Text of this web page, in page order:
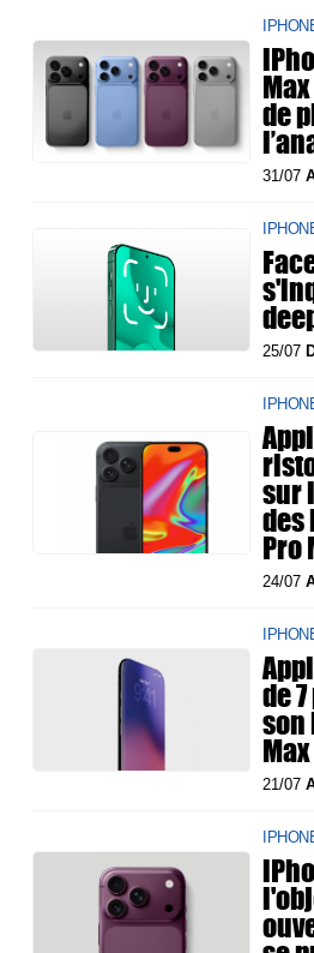
de
31/07
25/07
sur
des
Pro
24/07
de
son
Max
21/07